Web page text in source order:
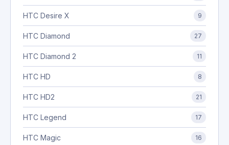
HTC Desire X 9
HTC Diamond 27
HTC Diamond 2 11
HTC HD 8
HTC HD2 21
HTC Legend 17
HTC Magic 16